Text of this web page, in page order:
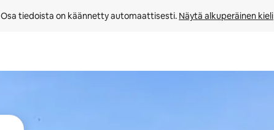
Osa tiedoista on käännetty automaattisesti. Näytä alkuperäinen kieli